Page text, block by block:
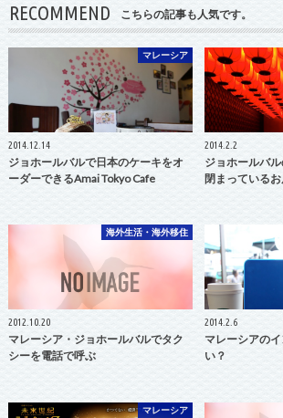
RECOMMEND こちらの記事も人気です。
マレーシア
2014.12.14
ジョホールバルで日本のケーキをオ
ーダーできるAmai Tokyo Cafe
2014.2.2
ジョホールバ
閉まっている
海外生活・海外移住
2012.10.20
マレーシア・ジョホールバルでタク
シーを電話で呼ぶ
2014.2.6
マレーシアの
い？
マレーシア